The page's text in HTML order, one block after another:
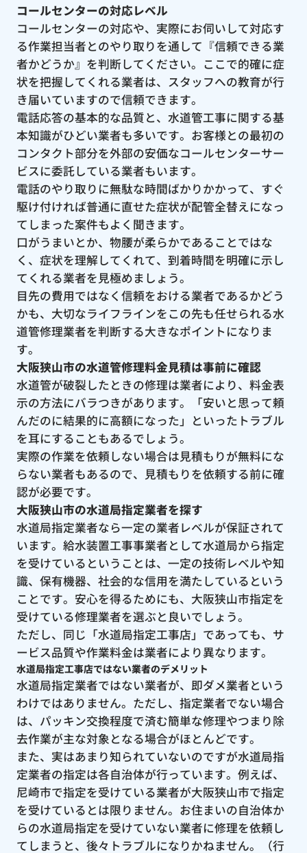
コールセンターの対応レベル
コールセンターの対応や、実際にお伺いして対応す
る作業担当者とのやり取りを通して『信頼できる業
者かどうか』を判断してください。ここで的確に症
状を把握してくれる業者は、スタッフへの教育が行
き届いていますので信頼できます。
電話応答の基本的な品質と、水道管工事に関する基
本知識がひどい業者も多いです。お客様との最初の
コンタクト部分を外部の安価なコールセンターサー
ビスに委託している業者もいます。
電話のやり取りに無駄な時間ばかりかかって、すぐ
駆け付ければ普通に直せた症状が配管全替えになっ
てしまった案件もよく聞きます。
口がうまいとか、物腰が柔らかであることではな
く、症状を理解してくれて、到着時間を明確に示し
てくれる業者を見極めましょう。
目先の費用ではなく信頼をおける業者であるかどう
かも、大切なライフラインをこの先も任せられる水
道管修理業者を判断する大きなポイントになりま
す。
大阪狭山市の水道管修理料金見積は事前に確認
水道管が破裂したときの修理は業者により、料金表
示の方法にバラつきがあります。「安いと思って頼
んだのに結果的に高額になった」といったトラブル
を耳にすることもあるでしょう。
実際の作業を依頼しない場合は見積もりが無料にな
らない業者もあるので、見積もりを依頼する前に確
認が必要です。
大阪狭山市の水道局指定業者を探す
水道局指定業者なら一定の業者レベルが保証されて
います。給水装置工事事業者として水道局から指定
を受けているということは、一定の技術レベルや知
識、保有機器、社会的な信用を満たしているという
ことです。安心を得るためにも、大阪狭山市指定を
受けている修理業者を選ぶと良いでしょう。
ただし、同じ「水道局指定工事店」であっても、サ
ービス品質や作業料金は業者により異なります。
水道局指定工事店ではない業者のデメリット
水道局指定業者ではない業者が、即ダメ業者という
わけではありません。ただし、指定業者でない場合
は、パッキン交換程度で済む簡単な修理やつまり除
去作業が主な対象となる場合がほとんどです。
また、実はあまり知られていないのですが水道局指
定業者の指定は各自治体が行っています。例えば、
尼崎市で指定を受けている業者が大阪狭山市で指定
を受けているとは限りません。お住まいの自治体か
らの水道局指定を受けていない業者に修理を依頼し
てしまうと、後々トラブルになりかねません。（行